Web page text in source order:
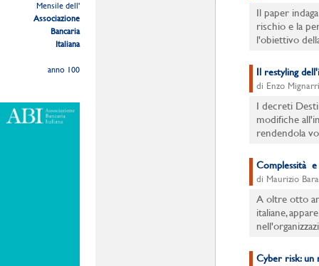
Mensile dell'
Associazione
Bancaria
Italiana
anno 100
Il paper
rischio e la
l'obiettivo
Il restyling
di Enzo Mignarri
I decreti
modifiche
rendendola
Complessità e
di Maurizio
A oltre otto
italiane,
Cyber risk: un